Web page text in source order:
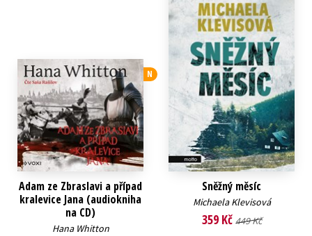
N
Adam ze Zbraslavi a případ
kralevice Jana (audiokniha
na CD)
Hana Whitton
Sněžný měsíc
Michaela Klevisová
359 Kč 449 Kč